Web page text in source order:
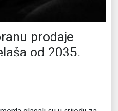
prodaje
od 2035.